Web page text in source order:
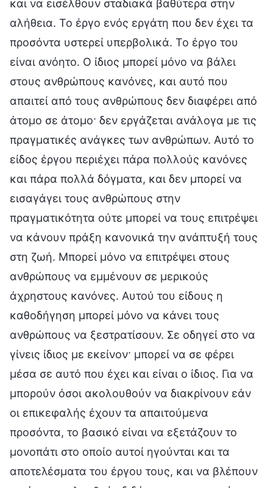
και να εισέλθουν σταδιακά βαθύτερα στην
αλήθεια. Το έργο ενός εργάτη που δεν έχει τα
προσόντα υστερεί υπερβολικά. Το έργο του
είναι ανόητο. Ο ίδιος μπορεί μόνο να βάλει
στους ανθρώπους κανόνες, και αυτό που
απαιτεί από τους ανθρώπους δεν διαφέρει από
άτομο σε άτομο· δεν εργάζεται ανάλογα με τις
πραγματικές ανάγκες των ανθρώπων. Αυτό το
είδος έργου περιέχει πάρα πολλούς κανόνες
και πάρα πολλά δόγματα, και δεν μπορεί να
εισαγάγει τους ανθρώπους στην
πραγματικότητα ούτε μπορεί να τους επιτρέψει
να κάνουν πράξη κανονικά την ανάπτυξή τους
στη ζωή. Μπορεί μόνο να επιτρέψει στους
ανθρώπους να εμμένουν σε μερικούς
άχρηστους κανόνες. Αυτού του είδους η
καθοδήγηση μπορεί μόνο να κάνει τους
ανθρώπους να ξεστρατίσουν. Σε οδηγεί στο να
γίνεις ίδιος με εκείνον· μπορεί να σε φέρει
μέσα σε αυτό που έχει και είναι ο ίδιος. Για να
μπορούν όσοι ακολουθούν να διακρίνουν εάν
οι επικεφαλής έχουν τα απαιτούμενα
προσόντα, το βασικό είναι να εξετάζουν το
μονοπάτι στο οποίο αυτοί ηγούνται και τα
αποτελέσματα του έργου τους, και να βλέπουν